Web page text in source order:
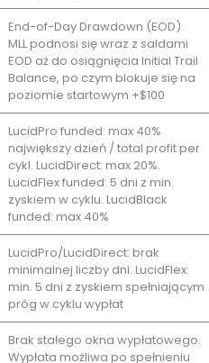
End-of-Day Drawdown (EOD).
MLL podnosi się wraz z saldami
EOD aż do osiągnięcia Initial Trail
Balance, po czym blokuje się na
poziomie startowym +$100
LucidPro funded: max 40%
największy dzień / total profit per
cykl. LucidDirect: max 20%.
LucidFlex funded: 5 dni z min.
zyskiem w cyklu. LucidBlack
funded: max 40%
LucidPro/LucidDirect: brak
minimalnej liczby dni. LucidFlex:
min. 5 dni z zyskiem spełniającym
próg w cyklu wypłat
Brak stałego okna wypłatowego.
Wypłata możliwa po spełnieniu